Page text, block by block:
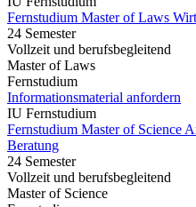
Fernstudium Master of Laws
24 Semester
Vollzeit und berufsbegleitend
Master of Laws
Fernstudium
Informationsmaterial anfordern
IU Fernstudium
Fernstudium Master of Science
Beratung
24 Semester
Vollzeit und berufsbegleitend
Master of Science